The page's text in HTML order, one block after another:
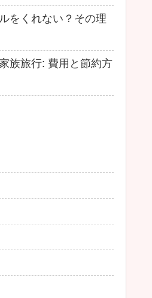
をくれない？その理
族旅行: 費用と節約方